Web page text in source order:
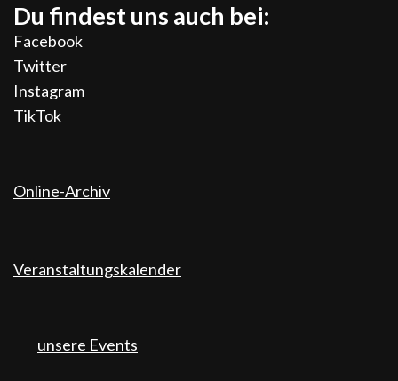
Du findest uns auch bei:
Facebook
Twitter
Instagram
TikTok
Online-Archiv
Veranstaltungskalender
unsere Events